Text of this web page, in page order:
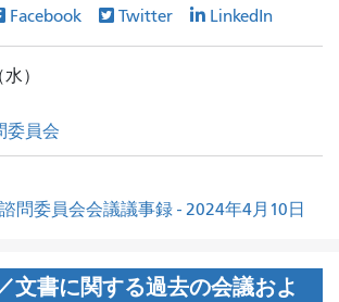
Facebook Twitter LinkedIn
）
委員会
問委員会会議議事録 - 2024年4月10日
文書に関する過去の会議およ